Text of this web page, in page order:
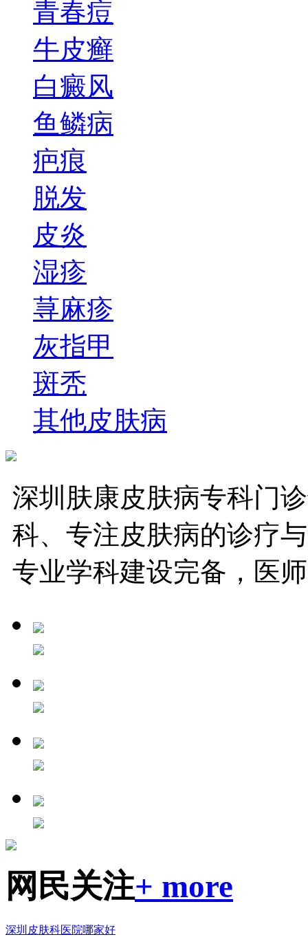
青春痘
牛皮癣
白癜风
鱼鳞病
疤痕
脱发
皮炎
湿疹
荨麻疹
灰指甲
斑秃
其他皮肤病
深圳肤康皮肤病专科门
科、专注皮肤病的诊疗
专业学科建设完备，医
网民关注+ more
深圳皮肤科医院哪家好